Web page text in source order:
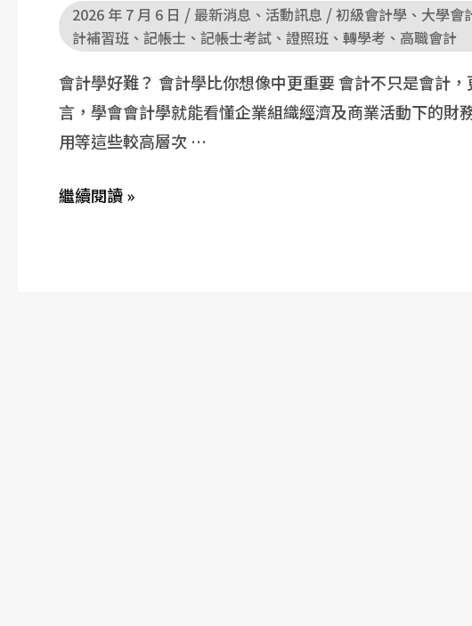
2026 年 7 月 6 日 / 最新消息 、 活動訊息 /初級會計學、 大學會
計補習班、 記帳士 、 記帳士考試、 證照班、 轉學考 、 高職會計
會計學好難？ 會計學比你想像中更重要 會計不只是會計
言，學會會計學就能看懂企業組織經濟及商業活動下的財
用等這些較高層次 …
繼續閱讀 »